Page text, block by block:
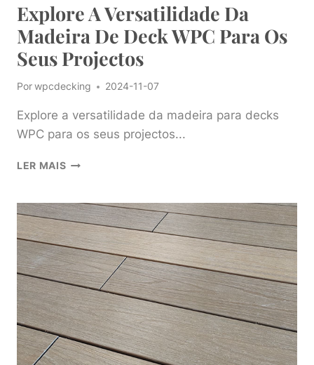
Explore A Versatilidade Da
Madeira De Deck WPC Para Os
Seus Projectos
Porwpcdecking 2024-11-07
Explore a versatilidade da madeira para decks
WPC para os seus projectos...
LER MAISEXPLORE
DA
MADEIRA
DECK
WPC
PARA
OS
SEUS
PROJECTOS